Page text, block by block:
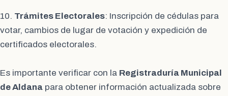
10. Trámites Electorales: Inscripción de cédulas para
votar, cambios de lugar de votación y expedición de
certificados electorales.
Es importante verificar con la Registraduría Municipal
de Aldana para obtener información actualizada sobre